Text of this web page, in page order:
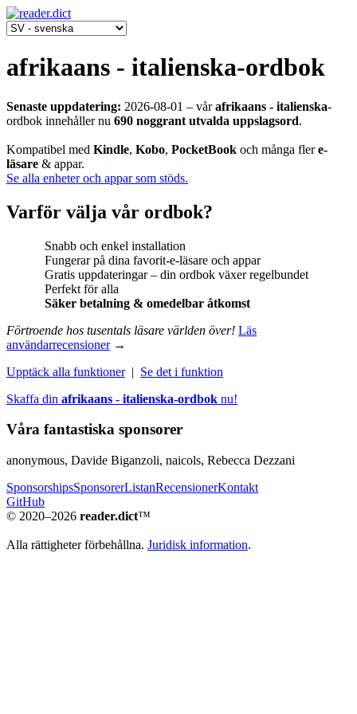
afrikaans - italienska-ordbok
Senaste uppdatering: 2026-08-01 ‒ vårafrikaans - italienska-
ordbok innehåller nu 690 noggrant utvalda uppslagsord.
Kompatibel med Kindle, Kobo, PocketBook och många flere-
läsare & appar.
Se alla enheter och appar som stöds.
Varför välja vår ordbok?
Snabb och enkel installation
Fungerar på dina favorit-e-läsare och appar
Gratis uppdateringar – din ordbok växer regelbundet
Perfekt för alla
Säker betalning & omedelbar åtkomst
Förtroende hos tusentals läsare världen över! Läs
användarrecensioner→
Upptäck alla funktioner| Se det i funktion
Skaffa din afrikaans - italienska-ordbok nu!
Våra fantastiska sponsorer
anonymous, Davide Biganzoli, naicols, Rebecca Dezzani
SponsorshipsSponsorerListanRecensionerKontakt
GitHub
© 2020–2026 reader.dict™
Alla rättigheter förbehållna. Juridisk information.